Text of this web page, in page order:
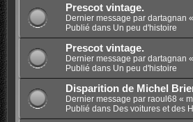
Prescot vintage.
Dernier message par dartagnan «
Publié dans Un peu d'histoire
Prescot vintage.
Dernier message par dartagnan «
Publié dans Un peu d'histoire
Disparition de Michel
Dernier message par raoul68 «
Publié dans Des voitures et des